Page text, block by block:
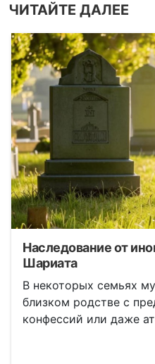
ЧИТАЙТЕ ДАЛЕЕ
Наследование от
Шариата
В некоторых семьях
близком родстве с
конфессий или даже